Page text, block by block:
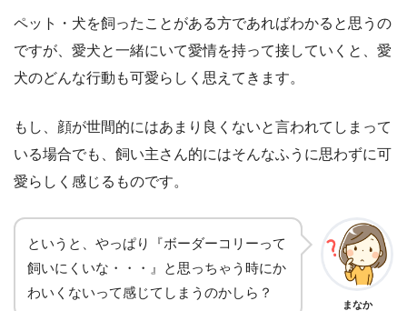
ペット・犬を飼ったことがある方であればわかると思うの
ですが、愛犬と一緒にいて愛情を持って接していくと、愛
犬のどんな行動も可愛らしく思えてきます。
もし、顔が世間的にはあまり良くないと言われてしまって
いる場合でも、飼い主さん的にはそんなふうに思わずに可
愛らしく感じるものです。
というと、やっぱり『ボーダーコリーって
飼いにくいな・・・』と思っちゃう時にか
わいくないって感じてしまうのかしら？
まなか